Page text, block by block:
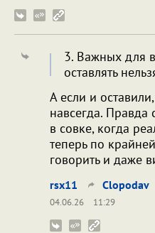
3. Важных для
оставлять
А если и
навсегда. Правда
в совке, когда
теперь по
говорить и даже
rsx11 Clopodav
04.06.26
11:29